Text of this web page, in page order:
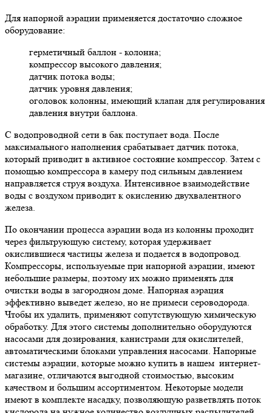
Для напорной аэрации применяется достаточно сложное
оборудование:
герметичный баллон - колонна;
компрессор высокого давления;
датчик потока воды;
датчик уровня давления;
оголовок колонны, имеющий клапан для регулирования
давления внутри баллона.
С водопроводной сети в бак поступает вода. После
максимального наполнения срабатывает датчик потока,
который приводит в активное состояние компрессор. Затем с
помощью компрессора в камеру под сильным давлением
направляется струя воздуха. Интенсивное взаимодействие
воды с воздухом приводит к окислению двухвалентного
железа.
По окончании процесса аэрации вода из колонны проходит
через фильтрующую систему, которая удерживает
окислившиеся частицы железа и подается в водопровод.
Компрессоры, используемые при напорной аэрации, имеют
небольшие размеры, поэтому их можно применять для
очистки воды в загородном доме. Напорная аэрация
эффективно выведет железо, но не примеси сероводорода.
Чтобы их удалить, применяют сопутствующую химическую
обработку. Для этого системы дополнительно оборудуются
насосами для дозирования, канистрами для окислителей,
автоматическими блоками управления насосами. Напорные
системы аэрации, которые можно купить в нашем интернет-
магазине, отличаются выгодной стоимостью, высоким
качеством и большим ассортиментом. Некоторые модели
имеют в комплекте насадку, позволяющую разветвлять поток